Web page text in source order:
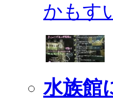
かもす
水族館